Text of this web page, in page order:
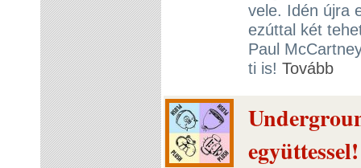
vele. Idén újra
ezúttal két
Paul
ti is! Tovább
együttessel!